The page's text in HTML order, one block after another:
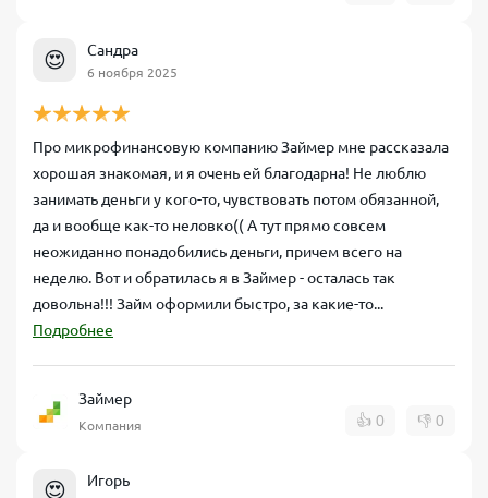
😍 Сандра
6 ноября 2025
Про микрофинансовую компанию Займер мне рассказала
хорошая знакомая, и я очень ей благодарна! Не люблю
занимать деньги у кого-то, чувствовать потом обязанной,
да и вообще как-то неловко(( А тут прямо совсем
неожиданно понадобились деньги, причем всего на
неделю. Вот и обратилась я в Займер - осталась так
довольна!!! Займ оформили быстро, за какие-то...
Подробнее
Займер
Компания 👍 0 👎 0
😍 Игорь